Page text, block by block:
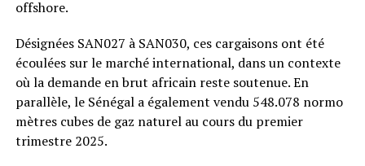
offshore.
Désignées SAN027 à SAN030, ces cargaisons ont été
écoulées sur le marché international, dans un contexte
où la demande en brut africain reste soutenue. En
parallèle, le Sénégal a également vendu 548.078 normo
mètres cubes de gaz naturel au cours du premier
trimestre 2025.